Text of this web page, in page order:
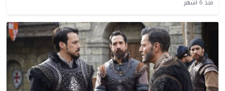
منذ 6 أشهر